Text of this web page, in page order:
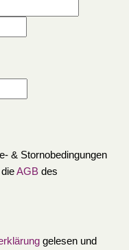
& Stornobedingungen
AGBdes
gelesen und